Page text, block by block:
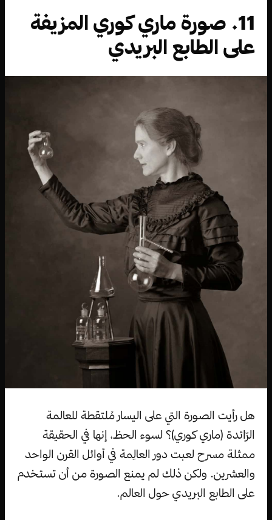
11. صورة ماري كوري المزيفة
على الطابع البريدي
هل رأيت الصورة التي على اليسار مُلتقطة للعالمة
الرّائدة (ماري كوري)؟ لسوء الحظ، إنها في الحقيقة
ممثلة مسرح لعبت دور العالِمة في أوائل القرن الواحد
والعشرين. ولكن ذلك لم يمنع الصورة من أن تستخدم
على الطابع البريدي حول العالم.